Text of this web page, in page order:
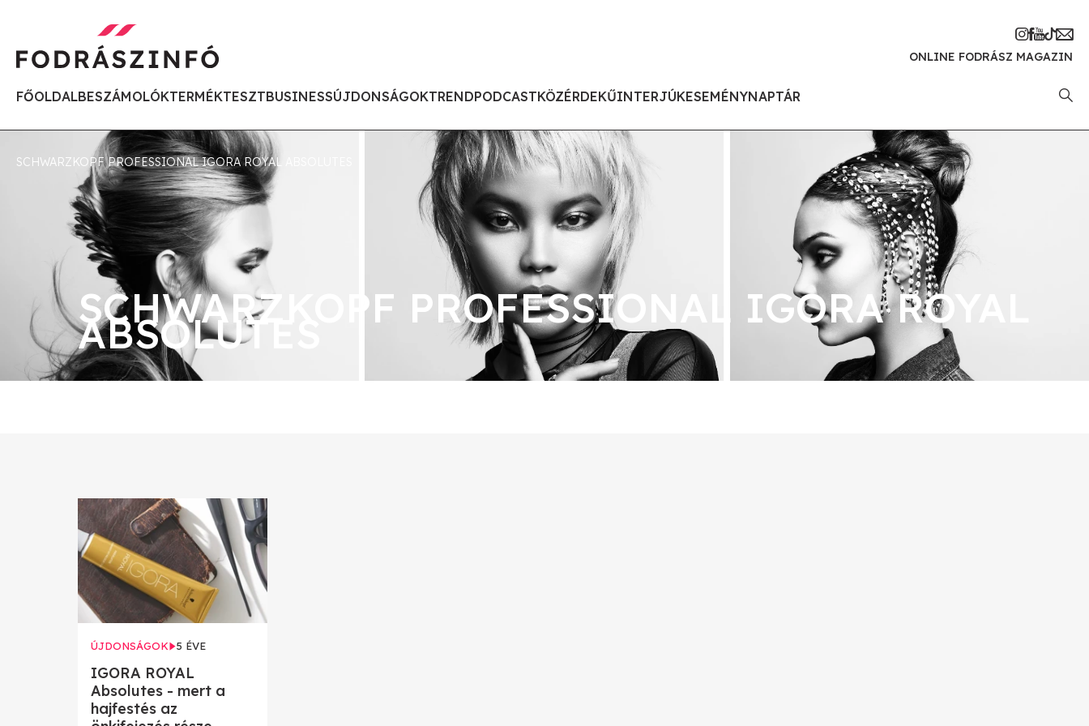
ONLINE FODRÁSZ MAGAZIN
FŐOLDALBESZÁMOLÓKTERMÉKTESZTBUSINESSÚJDONSÁGOKTRENDPODCASTKÖZÉRDEKŰINTERJÚKESEMÉNYNAPTÁR
SCHWARZKOPF PROFESSIONAL IGORA ROYAL ABSOLUTES
SCHWARZKOPF PROFESSIONAL IGORA ROYAL
ABSOLUTES
ÚJDONSÁGOK 5 ÉVE
IGORA ROYAL
Absolutes - mert a
hajfestés az